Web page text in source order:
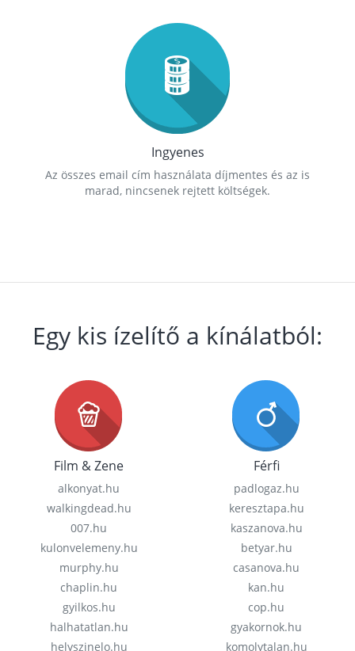
Ingyenes
Az összes email cím használata díjmentes és az is
marad, nincsenek rejtett költségek.
Egy kis ízelítő a kínálatból:
Film & Zene
alkonyat.hu
walkingdead.hu
007.hu
kulonvelemeny.hu
murphy.hu
chaplin.hu
gyilkos.hu
halhatatlan.hu
helyszinelo.hu
Férfi
padlogaz.hu
keresztapa.hu
kaszanova.hu
betyar.hu
casanova.hu
kan.hu
cop.hu
gyakornok.hu
komolytalan.hu